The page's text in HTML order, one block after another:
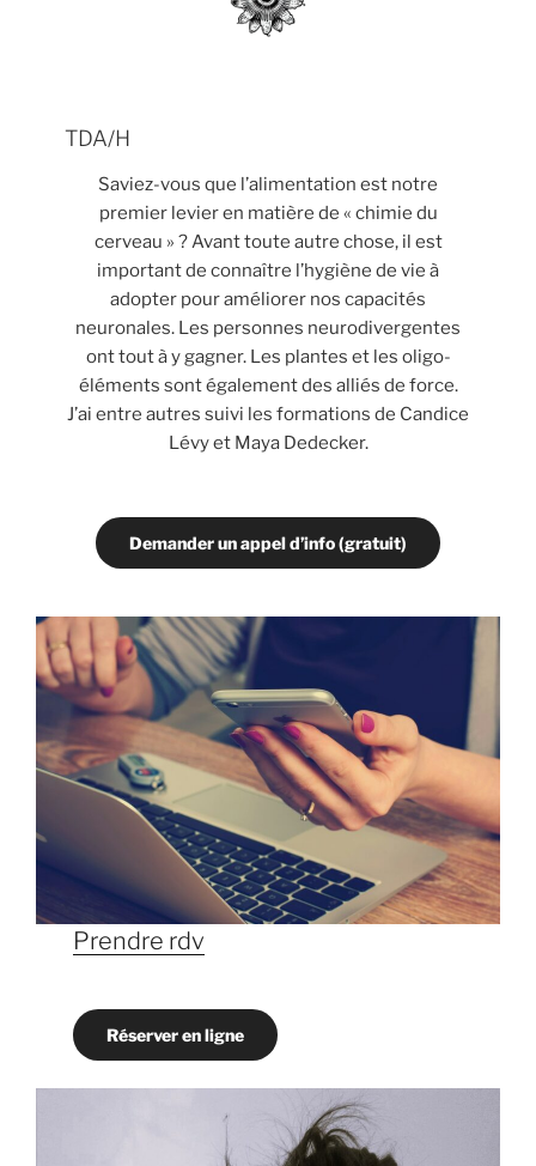
TDA/H
Saviez-vous que l’alimentation est notre
premier levier en matière de « chimie du
cerveau » ? Avant toute autre chose, il est
important de connaître l’hygiène de vie à
adopter pour améliorer nos capacités
neuronales. Les personnes neurodivergentes
ont tout à y gagner. Les plantes et les oligo-
éléments sont également des alliés de force.
J’ai entre autres suivi les formations de Candice
Lévy et Maya Dedecker.
Demander un appel d’info (gratuit)
Prendre rdv
Réserver en ligne